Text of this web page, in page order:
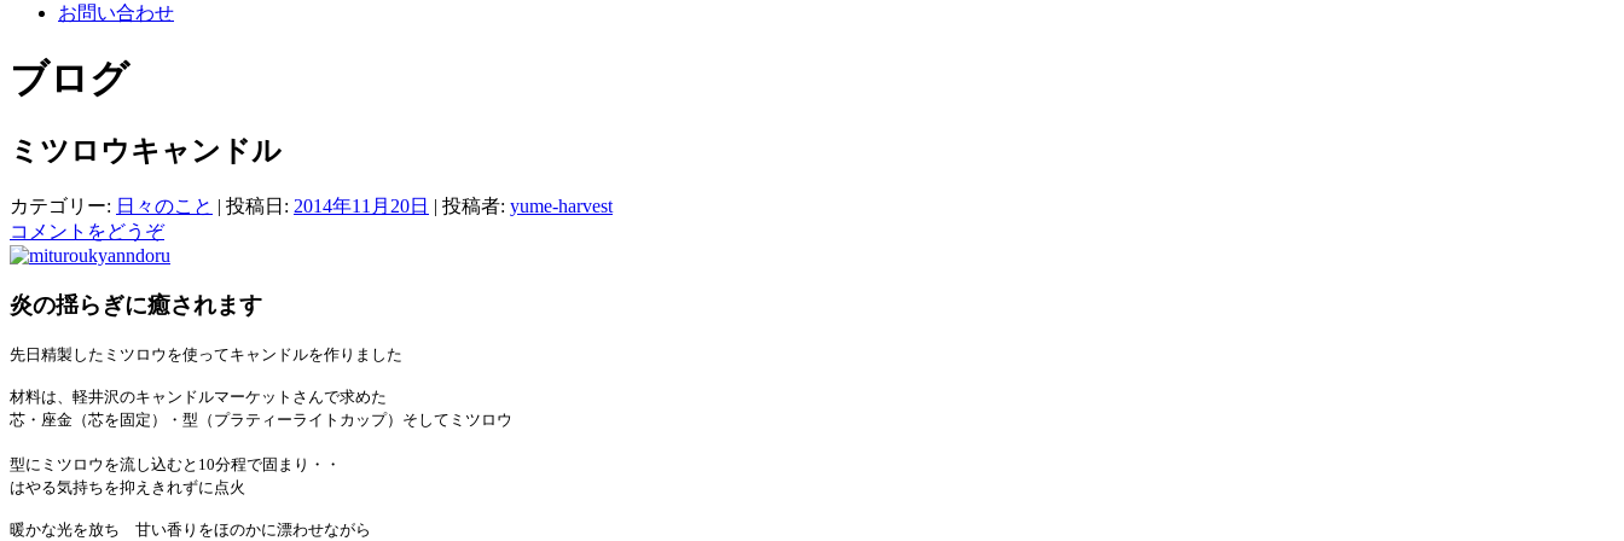
お問い合わせ
ブログ
ミツロウキャンドル
カテゴリー: 日々のこと | 投稿日: 2014年11月20日 | 投稿者: yume-harvest
コメントをどうぞ
炎の揺らぎに癒されます
先日精製したミツロウを使ってキャンドルを作りました
材料は、軽井沢のキャンドルマーケットさんで求めた
芯・座金（芯を固定）・型（プラティーライトカップ）そしてミツロウ
型にミツロウを流し込むと10分程で固まり・・
はやる気持ちを抑えきれずに点火
暖かな光を放ち 甘い香りをほのかに漂わせながら